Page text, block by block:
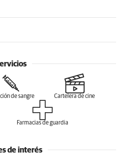
de sangre Cartelera de cine
Farmacias de guardia
de interés